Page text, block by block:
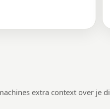
extra context over je